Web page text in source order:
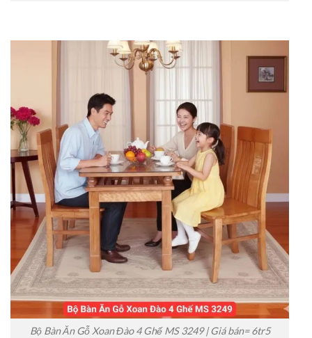
Bộ Bàn Ăn Gỗ Xoan Đào 4 Ghế MS 3249 | Giá bán= 6tr5